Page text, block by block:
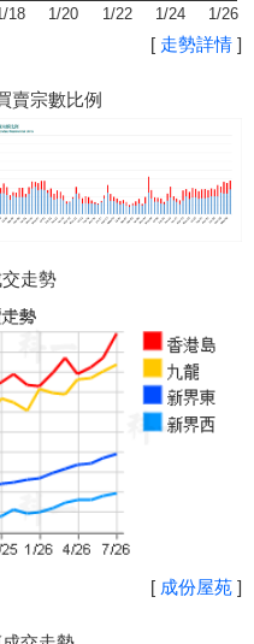
18 1/20 1/22 1/24 1/26
[ 走勢詳情 ]
賣宗數比例
走勢
[ 成份屋苑 ]